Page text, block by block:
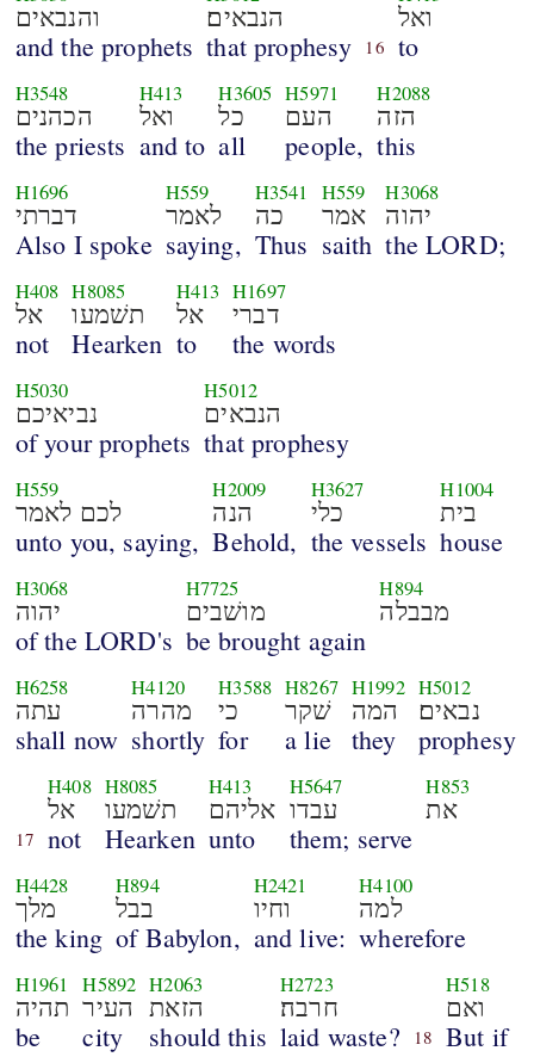
והנבאים
and the prophets
הנבאים׃
that prophesy 16
ואל
to
H3548
הכהנים
the priests
H413
ואל
and to
H3605
כל
all
H5971
העם
people,
H2088
הזה
this
H1696
דברתי
Also I spoke
H559
לאמר
saying,
H3541
כה
Thus
H559
אמר
saith
H3068
יהוה
the LORD;
H408
אל
not
H8085
תשׁמעו
Hearken
H413
אל
to
H1697
דברי
the words
H5030
נביאיכם
of your prophets
H5012
הנבאים
that prophesy
H559
לכם לאמר
unto you, saying,
H2009
הנה
Behold,
H3627
כלי
the vessels
H1004
בית
house
H3068
יהוה
of the LORD's
H7725
מושׁבים
be brought again
H894
מבבלה
H6258
עתה
shall now
H4120
מהרה
shortly
H3588
כי
for
H8267
שׁקר
a lie
H1992
המה
they
H5012
נבאים׃
prophesy
17
H408
אל
not
H8085
תשׁמעו
Hearken
H413
אליהם
unto
H5647
עבדו
them; serve
H853
את
H4428
מלך
the king
H894
בבל
of Babylon,
H2421
וחיו
and live:
H4100
למה
wherefore
H1961
תהיה
be
H5892
העיר
city
H2063
הזאת
should this
H2723
חרבה׃
laid waste? 18
H518
ואם
But if